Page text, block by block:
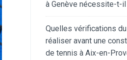
à Genève nécessite-t-il
Quelles vérifications
réaliser avant une
de tennis à Aix-en-